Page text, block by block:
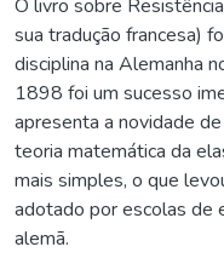
O livro sobre
sua tradução francesa)
disciplina na Alemanha
1898 foi um sucesso
apresenta a novidade
teoria matemática da
mais simples, o que
adotado por escolas de
alemã.